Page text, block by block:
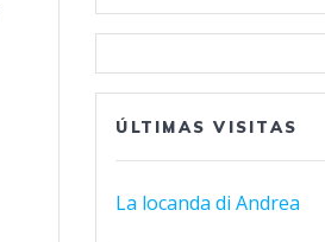
ÚLTIMAS VISITAS
La locanda di Andrea